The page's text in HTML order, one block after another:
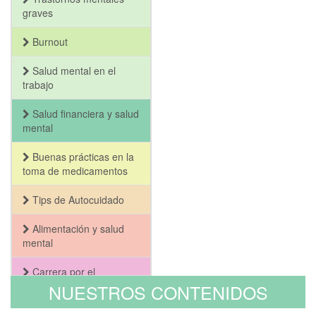
graves
Burnout
Salud mental en el
trabajo
Salud financiera y salud
mental
Buenas prácticas en la
toma de medicamentos
Tips de Autocuidado
Alimentación y salud
mental
Carrera por el
Bienestar y la Salud
MentalNUESTROS CONTENIDOS